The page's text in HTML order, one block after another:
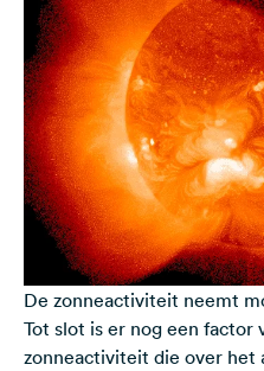
De zonneactiviteit neemt
Tot slot is er nog een factor
zonneactiviteit die over het